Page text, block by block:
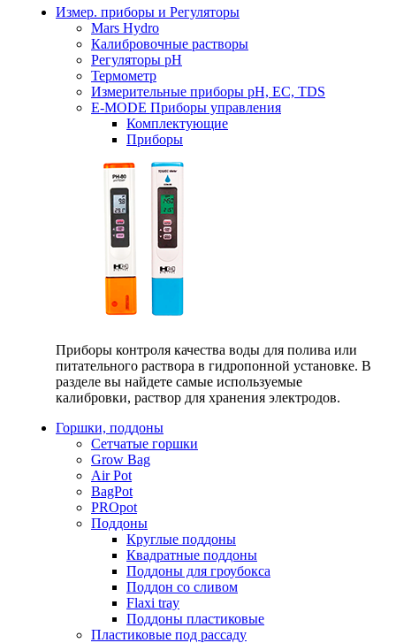
Измер. приборы и Регуляторы
Mars Hydro
Калибровочные растворы
Регуляторы рН
Термометр
Измерительные приборы pH, EC, TDS
E-MODE Приборы управления
Комплектующие
Приборы
Приборы контроля качества воды для полива или
питательного раствора в гидропонной установке. В
разделе вы найдете самые используемые
калибровки, раствор для хранения электродов.
Горшки, поддоны
Сетчатые горшки
Grow Bag
Air Pot
BagPot
PROpot
Поддоны
Круглые поддоны
Квадратные поддоны
Поддоны для гроубокса
Поддон со сливом
Flaxi tray
Поддоны пластиковые
Пластиковые под рассаду